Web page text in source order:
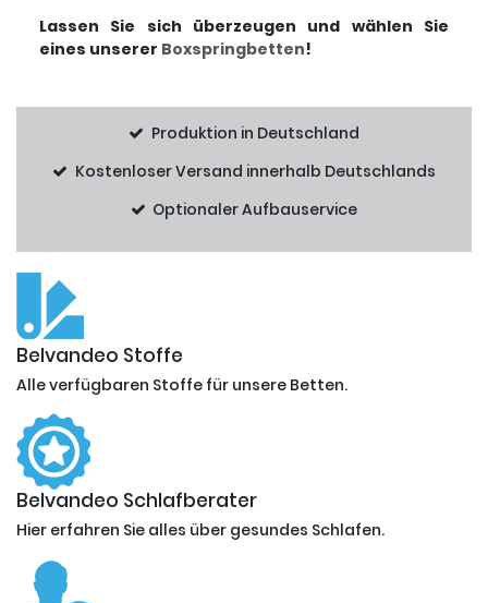
Lassen Sie sich überzeugen und wählen Sie
eines unserer Boxspringbetten!
Produktion in Deutschland
Kostenloser Versand innerhalb Deutschlands
Optionaler Aufbauservice
Belvandeo Stoffe
Alle verfügbaren Stoffe für unsere Betten.
Belvandeo Schlafberater
Hier erfahren Sie alles über gesundes Schlafen.